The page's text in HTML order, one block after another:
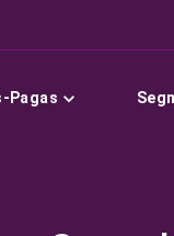
Pagas